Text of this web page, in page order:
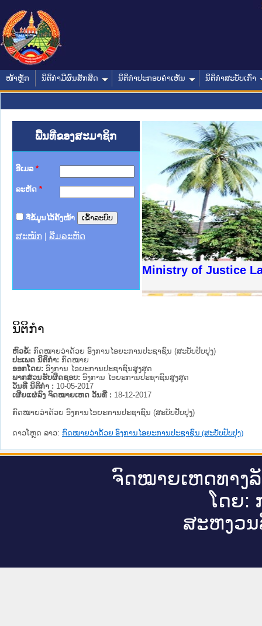
ໜ້າຫຼັກ ນິຕິກໍາມີຜົນສັກສິດ ນິຕິກໍາປະກອບຄໍາເຫັນ ນິຕິກໍາສະບັບເກົ່າ
ພື້ນທີ່ຂອງສະມາຊິກ
ອີເມລ *
ລະຫັດ *
ຈື່ຂໍ້ມູນໄວ້ຄັ້ງໜ້າ
ສະໝັກ ລືມລະຫັດ
Ministry of Justice
າຊົນ ພາກເໜືອ
ການ
ກາງ
ໃຕ້
ຕຳຫຼວດປະຊາຊົນ
ສັນຕິບານປະຊາຊົນ
ກເໜືອ
າຊົນ ພາກກາງ
ນິຕິກໍາ
ຫົວຂໍ້: ກົດໝາຍວ່າດ້ວຍ ອົງການໄອຍະການປະຊາຊົນ (ສະບັບປັບປຸງ)
ປະເພດ ນິຕິກໍາ: ກົດໝາຍ
ອອກໂດຍ: ອົງການ ໄອຍະການປະຊາຊົນສູງສຸດ
ພາກສ່ວນຮັບຜິດຊອບ: ອົງການ ໄອຍະການປະຊາຊົນສູງສຸດ
ວັນທີ່ ນິຕິກໍາ : 10-05-2017
ເຜີຍແຜ່ລົງ ຈົດໝາຍເຫດ ວັນທີ່ : 18-12-2017
ກົດໝາຍວ່າດ້ວຍ ອົງການໄອຍະການປະຊາຊົນ (ສະບັບປັບປຸງ)
ດາວໂຫຼດ ລາວ: ກົດໝາຍວ່າດ້ວຍ ອົງການໄອຍະການປະຊາຊົນ (ສະບັບປັບປຸງ)
ຈົດ​ໝາຍ​ເຫດ​ທາງ​
ໂດຍ:
ສະ​ຫງວນ​